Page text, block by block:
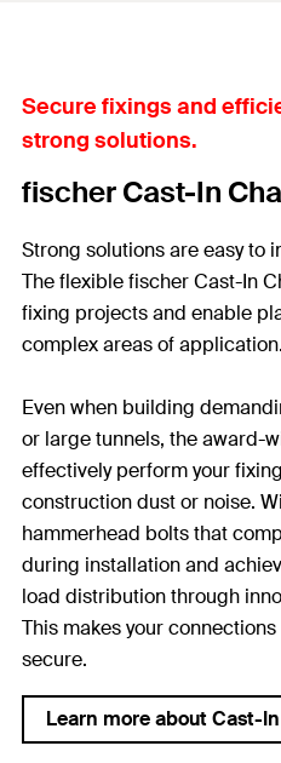
Secure fixings and
strong solutions.
fischer Cast-In
Strong solutions are easy to
The flexible fischer Cast-In
fixing projects and enable
complex areas of application.
Even when building
or large tunnels, the award-
effectively perform your
construction dust or noise.
hammerhead bolts that
during installation and
load distribution through
This makes your
secure.
Learn more about Cast-